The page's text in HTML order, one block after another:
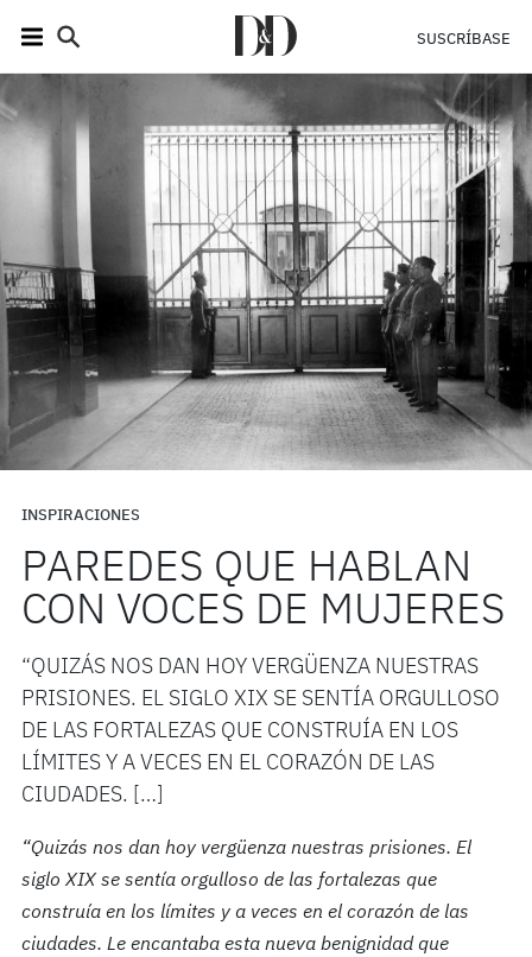
SUSCRÍBASE
INSPIRACIONES
PAREDES QUE HABLAN
CON VOCES DE MUJERES
“QUIZÁS NOS DAN HOY VERGÜENZA NUESTRAS
PRISIONES. EL SIGLO XIX SE SENTÍA ORGULLOSO
DE LAS FORTALEZAS QUE CONSTRUÍA EN LOS
LÍMITES Y A VECES EN EL CORAZÓN DE LAS
CIUDADES. […]
“Quizás nos dan hoy vergüenza nuestras prisiones. El
siglo XIX se sentía orgulloso de las fortalezas que
construía en los límites y a veces en el corazón de las
ciudades. Le encantaba esta nueva benignidad que